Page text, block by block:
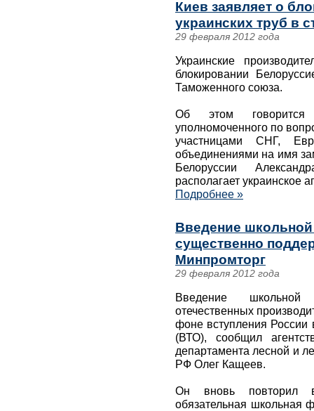
Киев заявляет о
украинских труб в
29 февраля 2012 года
Украинские
блокировании
Таможенного союза.
Об этом говорится
уполномоченного по
участницами СНГ,
объединениями на имя
Белоруссии
располагает украинское
Подробнее »
Введение
существенно
Минпромторг
29 февраля 2012 года
Введение
отечественных
фоне вступления России
(ВТО), сообщил
департамента лесной и
РФ Олег Кащеев.
Он вновь повторил
обязательная школьная